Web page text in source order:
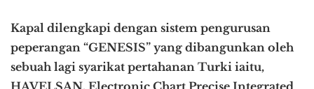
Kapal dilengkapi dengan sistem pengurusan
peperangan “GENESIS” yang dibangunkan oleh
sebuah lagi syarikat pertahanan Turki iaitu,
HAVELSAN, Electronic Chart Precise Integrated